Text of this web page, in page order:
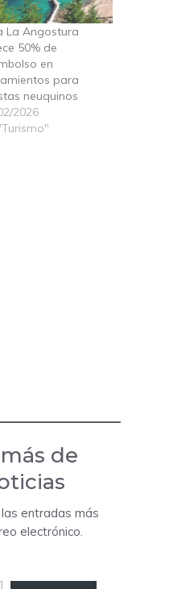
La Angostura
50% de
en
para
neuquinos
2026
de
entradas más
electrónico.